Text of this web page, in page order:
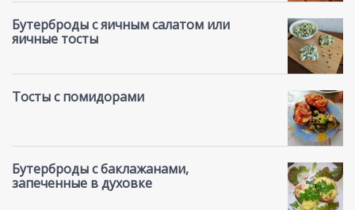
Бутерброды с яичным салатом или
яичные тосты
Тосты с помидорами
Бутерброды с баклажанами,
запеченные в духовке